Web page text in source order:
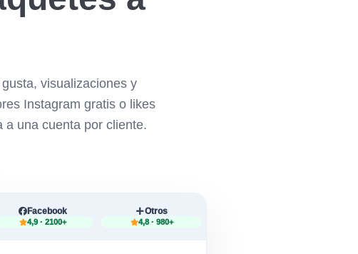
visualizaciones y
Instagram gratis o likes
a una cuenta por cliente.
Facebook
4,9 · 2100+
Otros
4,8 · 980+